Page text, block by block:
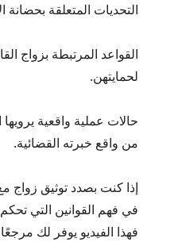
التحديات المتعلقة بحضانة
القواعد المرتبطة بزواج
لحمايتهن.
حالات عملية واقعية
من واقع خبرته القضائية.
إذا كنت بصدد توثيق زواج
في فهم القوانين التي
فهذا الفيديو يوفر لك